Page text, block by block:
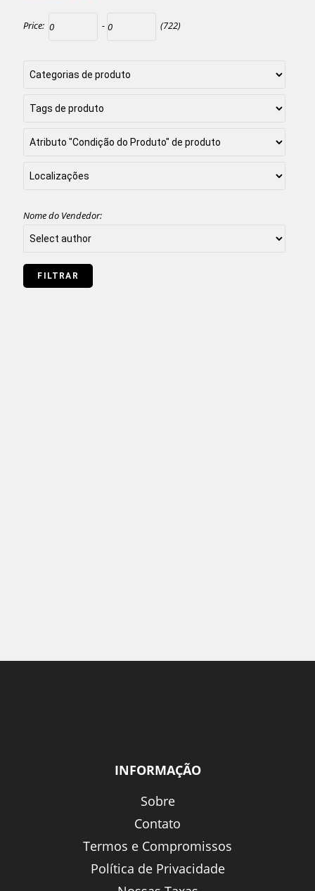
Price: - (722)
Nome do Vendedor:
INFORMAÇÃO
Sobre
Contato
Termos e Compromissos
Política de Privacidade